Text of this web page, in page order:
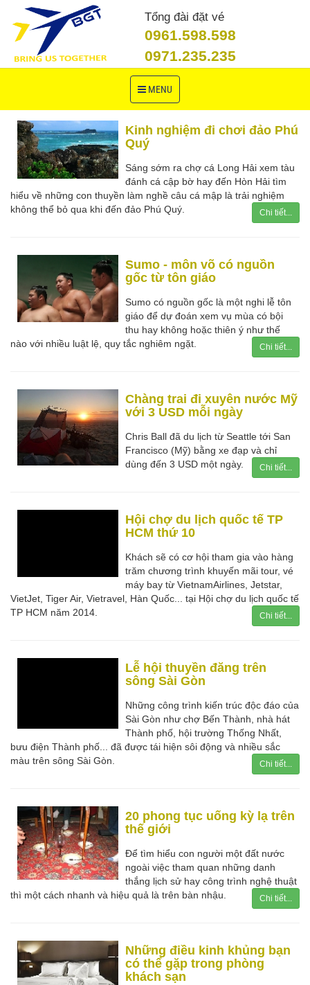
Tổng đài đặt vé
0961.598.598
0971.235.235
Toggle
navigation
MENU
Kinh nghiệm đi chơi đảo Phú
Quý
Sáng sớm ra chợ cá Long Hải xem tàu
đánh cá cập bờ hay đến Hòn Hải tìm
hiểu về những con thuyền làm nghề câu cá mập là trải nghiệm
không thể bỏ qua khi đến đảo Phú Quý.
Chi tiết...
Sumo - môn võ có nguồn
gốc từ tôn giáo
Sumo có nguồn gốc là một nghi lễ tôn
giáo để dự đoán xem vụ mùa có bội
thu hay không hoặc thiên ý như thế
nào với nhiều luật lệ, quy tắc nghiêm ngặt.
Chi tiết...
Chàng trai đi xuyên nước Mỹ
với 3 USD mỗi ngày
Chris Ball đã du lịch từ Seattle tới San
Francisco (Mỹ) bằng xe đạp và chỉ
dùng đến 3 USD một ngày.
Chi tiết...
Hội chợ du lịch quốc tế TP
HCM thứ 10
Khách sẽ có cơ hội tham gia vào hàng
trăm chương trình khuyến mãi tour, vé
máy bay từ VietnamAirlines, Jetstar,
VietJet, Tiger Air, Vietravel, Hàn Quốc... tại Hội chợ du lịch quốc tế
TP HCM năm 2014.
Chi tiết...
Lễ hội thuyền đăng trên
sông Sài Gòn
Những công trình kiến trúc độc đáo của
Sài Gòn như chợ Bến Thành, nhà hát
Thành phố, hội trường Thống Nhất,
bưu điện Thành phố... đã được tái hiện sôi động và nhiều sắc
màu trên sông Sài Gòn.
Chi tiết...
20 phong tục uống kỳ lạ trên
thế giới
Để tìm hiểu con người một đất nước
ngoài việc tham quan những danh
thắng lịch sử hay công trình nghệ thuật
thì một cách nhanh và hiệu quả là trên bàn nhậu.
Chi tiết...
Những điều kinh khủng bạn
có thể gặp trong phòng
khách sạn